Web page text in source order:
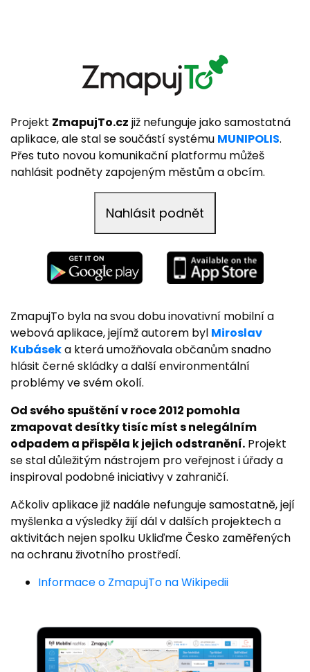
Projekt ZmapujTo.cz již nefunguje jako samostatná
aplikace, ale stal se součástí systému MUNIPOLIS.
Přes tuto novou komunikační platformu můžeš
nahlásit podněty zapojeným městům a obcím.
Nahlásit podnět
ZmapujTo byla na svou dobu inovativní mobilní a
webová aplikace, jejímž autorem byl Miroslav
Kubáseka která umožňovala občanům snadno
hlásit černé skládky a další environmentální
problémy ve svém okolí.
Od svého spuštění v roce 2012 pomohla
zmapovat desítky tisíc míst s nelegálním
odpadem a přispěla k jejich odstranění. Projekt
se stal důležitým nástrojem pro veřejnost i úřady a
inspiroval podobné iniciativy v zahraničí.
Ačkoliv aplikace již nadále nefunguje samostatně, její
myšlenka a výsledky žijí dál v dalších projektech a
aktivitách nejen spolku Ukliďme Česko zaměřených
na ochranu životního prostředí.
Informace o ZmapujTo na Wikipedii